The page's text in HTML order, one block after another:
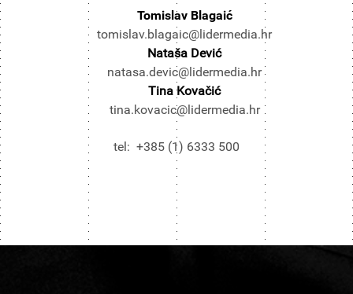
Tomislav Blagaić
tomislav.blagaic@lidermedia.hr
Nataša Dević
natasa.devic@lidermedia.hr
Tina Kovačić
tina.kovacic@lidermedia.hr
tel: +385 (1) 6333 500